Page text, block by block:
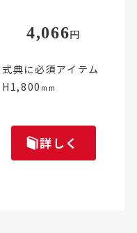
4,066円
式典に必須アイテム
H1,800 mm
詳しく